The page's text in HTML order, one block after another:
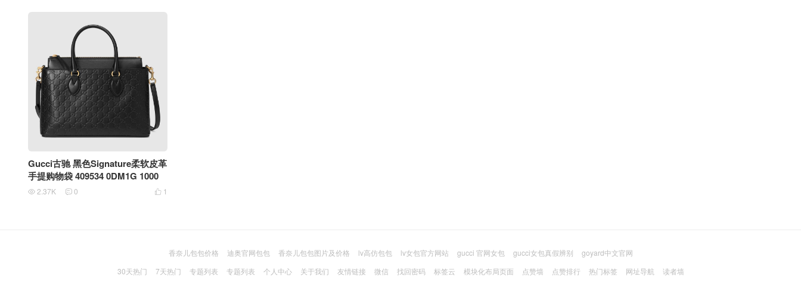
Gucci古驰 黑色Signature柔软皮革
手提购物袋 409534 0DM1G 1000
 1
 2.37K  0
香奈儿包包价格 迪奥官网包包 香奈儿包包图片及价格 lv高仿包包 lv女包官方网站 gucci 官网女包 gucci女包真假辨别
goyard中文官网
30天热门
7天热门 专题列表 专题列表 个人中心 关于我们 友情链接 微信 找回密码 标签云 模块化布局页面 点赞墙 点赞排行 热门标签 网址导航
读者墙